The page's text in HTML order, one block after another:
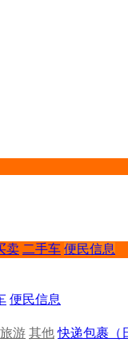
卖 二手车 便民信息
便民信息
旅游 其他 快递包裹（